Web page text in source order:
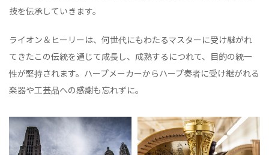
技を伝承していきます。
ライオン＆ヒーリーは、何世代にもわたるマスターに受け継がれ
てきたこの伝統を通じて成長し、成熟するにつれて、目的の統一
性が堅持されます。ハープメーカーからハープ奏者に受け継がれる
楽器や工芸品への感謝も忘れずに。